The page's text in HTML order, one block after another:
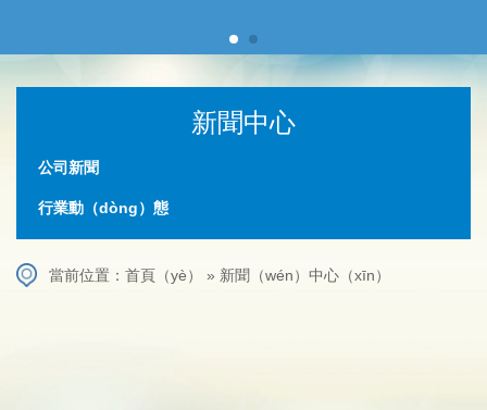
新聞中心
公司新聞
行業動（dòng）態
當前位置： 首頁（yè） » 新聞（wén）中心（xīn）